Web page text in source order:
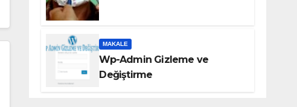
MAKALE
Wp-Admin Gizleme ve
Değiştirme